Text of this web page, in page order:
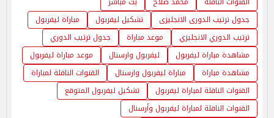
جدول ترتيب الدورى الانجليزى
تشكيل ليفربول
مباراة ليفربول
ترتيب الدوري الانجليزي
موعد مباراة
جدول ترتيب الدوري
مشاهدة مباراة ليفربول
ليفربول وارسنال
موعد مباراة ليفربول
مشاهدة مباراة
مباراة ليفربول وارسنال
القنوات الناقلة لمباراة
القنوات الناقلة لمباراة ليفربول
تشكيل ليفربول المتوقع
القنوات الناقلة لمباراة ليفربول وأرسنال